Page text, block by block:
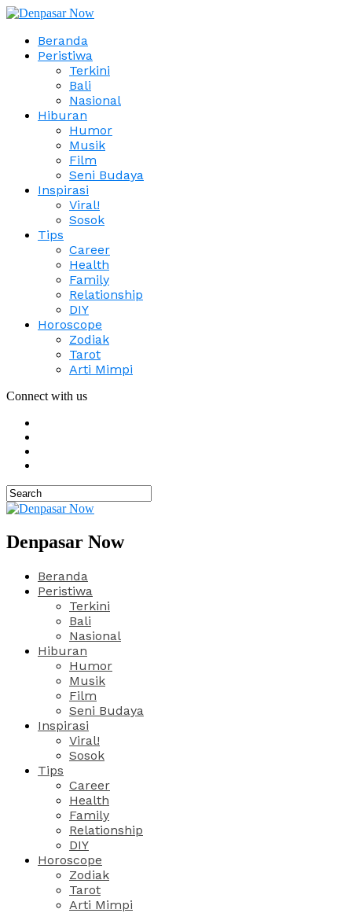
Beranda
Peristiwa
Terkini
Bali
Nasional
Hiburan
Humor
Musik
Film
Seni Budaya
Inspirasi
Viral!
Sosok
Tips
Career
Health
Family
Relationship
DIY
Horoscope
Zodiak
Tarot
Arti Mimpi
Connect with us
Denpasar Now
Beranda
Peristiwa
Terkini
Bali
Nasional
Hiburan
Humor
Musik
Film
Seni Budaya
Inspirasi
Viral!
Sosok
Tips
Career
Health
Family
Relationship
DIY
Horoscope
Zodiak
Tarot
Arti Mimpi